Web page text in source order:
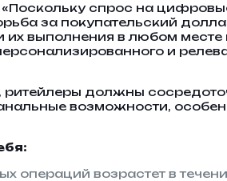
спрос на
за покупательский
их выполнения в любом
и
должны
возможности,
операций возрастет в